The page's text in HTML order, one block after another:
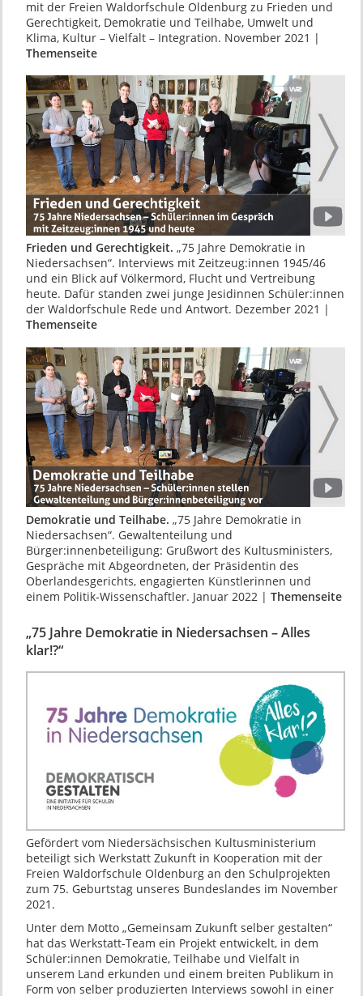
mit der Freien Waldorfschule Oldenburg zu Frieden und
Gerechtigkeit, Demokratie und Teilhabe, Umwelt und
Klima, Kultur – Vielfalt – Integration. November 2021 |
Themenseite
Frieden und Gerechtigkeit. „75 Jahre Demokratie in
Niedersachsen“. Interviews mit Zeitzeug:innen 1945/46
und ein Blick auf Völkermord, Flucht und Vertreibung
heute. Dafür standen zwei junge Jesidinnen Schüler:innen
der Waldorfschule Rede und Antwort. Dezember 2021 |
Themenseite
Demokratie und Teilhabe. „75 Jahre Demokratie in
Niedersachsen“. Gewaltenteilung und
Bürger:innenbeteiligung: Grußwort des Kultusministers,
Gespräche mit Abgeordneten, der Präsidentin des
Oberlandesgerichts, engagierten Künstlerinnen und
einem Politik-Wissenschaftler. Januar 2022 | Themenseite
„75 Jahre Demokratie in Niedersachsen – Alles
klar!?“
Gefördert vom Niedersächsischen Kultusministerium
beteiligt sich Werkstatt Zukunft in Kooperation mit der
Freien Waldorfschule Oldenburg an den Schulprojekten
zum 75. Geburtstag unseres Bundeslandes im November
2021.
Unter dem Motto „Gemeinsam Zukunft selber gestalten“
hat das Werkstatt-Team ein Projekt entwickelt, in dem
Schüler:innen Demokratie, Teilhabe und Vielfalt in
unserem Land erkunden und einem breiten Publikum in
Form von selber produzierten Interviews sowohl in einer